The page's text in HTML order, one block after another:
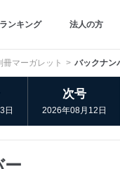
ランキング 法人の方
冊マーガレット バックナン
日
次号
2026年08月12日
ー